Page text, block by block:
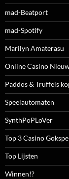
mad-Beatport
mad-Spotify
Marilyn Amaterasu
Online Casino
Paddos & Truffels
Speelautomaten
SynthPoPLoVer
Top 3 Casino
Top Lijsten
Winnen!?